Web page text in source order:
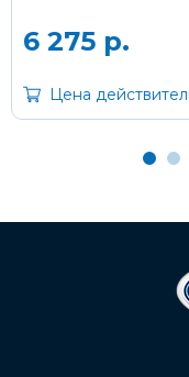
Через банк
С помощью
2202 2032
Через
Цена
6 275 р.